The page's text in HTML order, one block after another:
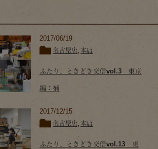
2017/06/19
名古屋店, 本店
ふたり、ときどき交信vol.3 東京
編：楠
2017/12/15
名古屋店, 本店
ふたり、ときどき交信vol.13 東